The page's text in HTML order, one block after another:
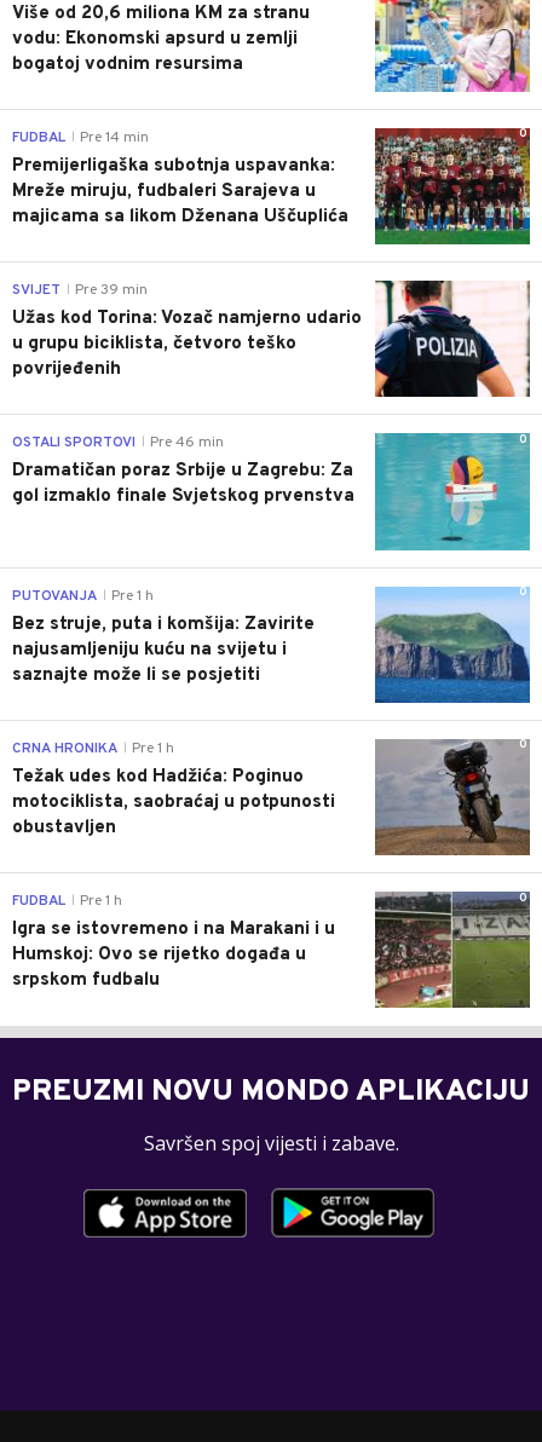
Više od 20,6 miliona KM za stranu
vodu: Ekonomski apsurd u zemlji
bogatoj vodnim resursima
0
FUDBAL Pre 14 min
Premijerligaška subotnja uspavanka:
Mreže miruju, fudbaleri Sarajeva u
majicama sa likom Dženana Uščuplića
0
SVIJET Pre 39 min
Užas kod Torina: Vozač namjerno udario
u grupu biciklista, četvoro teško
povrijeđenih
0
OSTALI SPORTOVI Pre 46 min
Dramatičan poraz Srbije u Zagrebu: Za
gol izmaklo finale Svjetskog prvenstva
0
PUTOVANJA Pre 1 h
Bez struje, puta i komšija: Zavirite
najusamljeniju kuću na svijetu i
saznajte može li se posjetiti
0
CRNA HRONIKA Pre 1 h
Težak udes kod Hadžića: Poginuo
motociklista, saobraćaj u potpunosti
obustavljen
0
FUDBAL Pre 1 h
Igra se istovremeno i na Marakani i u
Humskoj: Ovo se rijetko događa u
srpskom fudbalu
PREUZMI NOVU MONDO APLIKACIJU
Savršen spoj vijesti i zabave.